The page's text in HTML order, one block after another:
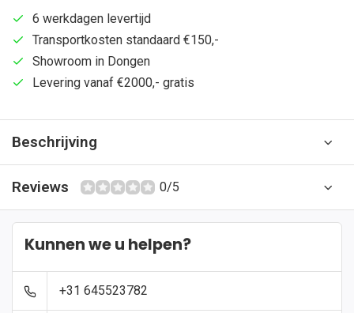
6 werkdagen levertijd
Transportkosten standaard €150,-
Showroom in Dongen
Levering vanaf €2000,- gratis
Beschrijving
Reviews 0/5
Kunnen we u helpen?
+31 645523782